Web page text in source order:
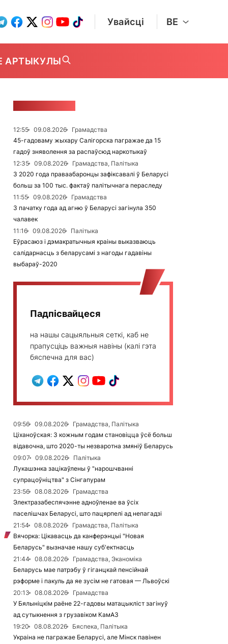
Увайсці BE
АРТЫКУЛЫ
12:55 09.08.2026
Грамадства
45-гадоваму жыхару Салігорска пагражае да 15
гадоў зняволення за распаўсюд наркотыкаў
12:35
09.08.2026
Грамадства, Палітыка
З 2020 года праваабаронцы зафіксавалі ў Беларусі
больш за 100 тыс. фактаў палітычнага пераследу
11:55
09.08.2026
Грамадства
З пачатку года ад агню ў Беларусі загінула 350
чалавек
11:16
09.08.2026
Палітыка
Еўрасаюз і дэмакратычныя краіны выказваюць
салідарнасць з беларусамі з нагоды гадавіны
выбараў-2020
Падпісвайцеся
на нашы сацыяльныя сеткі, каб не
прапусціць важныя навіны (калі гэта
бяспечна для вас)
09:56 09.08.2026
Грамадства, Палітыка
Ціханоўская: З кожным годам становіцца ўсё больш
відавочна, што 2020-ты незваротна змяніў Беларусь
09:07
09.08.2026
Палітыка
Лукашэнка зацікаўлены ў "нарошчванні
супрацоўніцтва" з Сінгапурам
23:56
08.08.2026
Грамадства
Электразабеспячэнне адноўленае ва ўсіх
паселішчах Беларусі, што пацярпелі ад непагадзі
21:54
08.08.2026
Грамадства, Палітыка
Вячорка: Цікавасць да канферэнцыі "Новая
Беларусь" вызначае нашу суб'ектнасць
21:44
08.08.2026
Грамадства, Эканоміка
Беларусь мае патрэбу ў гіганцкай пенсійнай
рэформе і пакуль да яе зусім не гатовая — Львоўскі
20:13
08.08.2026
Грамадства
У Бялыніцкім раёне 22-гадовы матацыкліст загінуў
ад сутыкнення з грузавіком КамАЗ
19:20
08.08.2026
Бяспека, Палітыка
Украіна не пагражае Беларусі, але Мінск павінен